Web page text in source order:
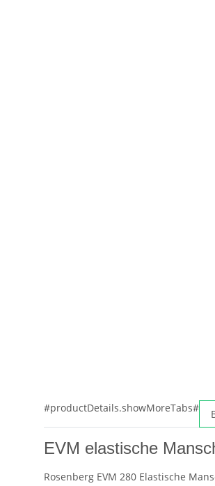
#productDetails.showMoreTabs#
EVM elastische
Rosenberg EVM 280 Elastische